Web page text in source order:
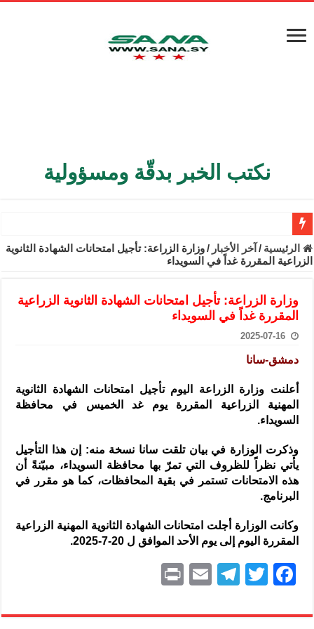
نكتب الخبر بدقّة ومسؤولية
الأمن الداخلي يعثر على مقبرة جماعية في ريف اللاذقية تضم 9 جثامين
الوزير الشيباني يبحث في باريس تعزيز الاستقرار في سوريا
برنية: مرسوم بإعفاء مستهلكي الكهرباء المنزلية والتجارية والصناعية
الرئيس الشرع يستقبل وفداً من أعضاء مجلسي النواب والشيوخ
المركزي يحذر من التعامل بالعملات الرقمية: غير قانونية وتنطوي على
وفد من الإدارة العامة لحرس الحدود السورية يزور تركيا لبحث سبل
هيئة المفقودين: توثيق 63 مقبرة جماعية وخطة لإطلاق منصة رقمية وبطاقة دعم- فيديو
التربية السورية: امتحان تعويضي لطلاب المرحلة الانتقالية المتغيبين عن
سوريا تبحث مع الإيسيسكو التعاون في البحث العلمي وحماية التراث
الرئيسية / آخر الأخبار /وزارة الزراعة: تأجيل امتحانات الشهادة الثانوية
الزراعية المقررة غداً في السويداء
وزارة الزراعة: تأجيل امتحانات الشهادة الثانوية الزراعية
المقررة غداً في السويداء
2025-07-16
دمشق-سانا
أعلنت وزارة الزراعة اليوم تأجيل امتحانات الشهادة الثانوية
المهنية الزراعية المقررة يوم غد الخميسفي محافظة
السويداء.
وذكرت الوزارة في بيان تلقت سانا نسخة منه: إن هذا التأجيل
يأتي نظراً للظروف التي تمرّ بها محافظة السويداء، مبيّنةً أن
هذه الامتحانات تستمر في بقية المحافظات، كما هو مقرر في
البرنامج.
وكانت الوزارة أجلت امتحانات الشهادة الثانوية المهنية الزراعية
المقررة اليوم إلى يوم الأحد الموافق ل 20-7-2025.
F
c
T
itt
T
e
E
ai
nt